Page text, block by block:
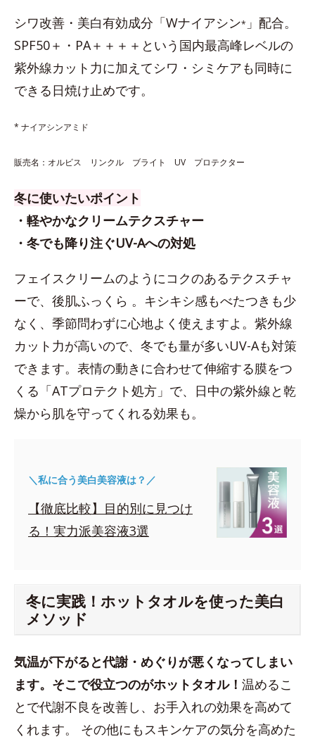
シワ改善・美白有効成分「Wナイアシン* 」配合。
SPF50＋・PA＋＋＋＋という国内最高峰レベルの
紫外線カット力に加えてシワ・シミケアも同時に
できる日焼け止めです。
* ナイアシンアミド
販売名：オルビス リンクル ブライト UV プロテクター
冬に使いたいポイント
・軽やかなクリームテクスチャー
・冬でも降り注ぐUV-Aへの対処
フェイスクリームのようにコクのあるテクスチャ
ーで、後肌ふっくら 。キシキシ感もべたつきも少
なく、季節問わずに心地よく使えますよ。紫外線
カット力が高いので、冬でも量が多いUV-Aも対策
できます。表情の動きに合わせて伸縮する膜をつ
くる「ATプロテクト処方」で、日中の紫外線と乾
燥から肌を守ってくれる効果も。
＼私に合う美白美容液は？／
【徹底比較】目的別に見つけ
る！実力派美容液3選
冬に実践！ホットタオルを使った美白
メソッド
気温が下がると代謝・めぐりが悪くなってしまい
ます。そこで役立つのがホットタオル！ 温めるこ
とで代謝不良を改善し、お手入れの効果を高めて
くれます。 その他にもスキンケアの気分を高めた